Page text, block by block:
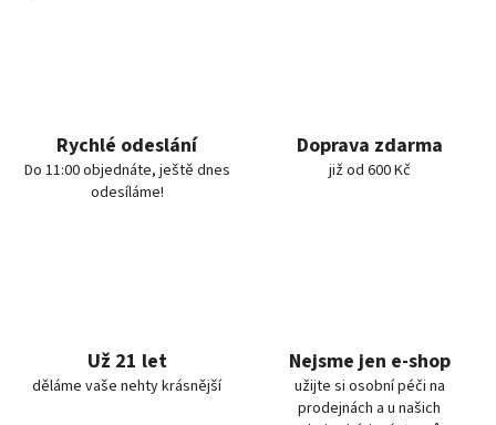
Rychlé odeslání
Do 11:00 objednáte, ještě dnes
odesíláme!
Doprava zdarma
již od 600 Kč
Už 21 let
děláme vaše nehty krásnější
Nejsme jen e-shop
užijte si osobní péči na
prodejnách a u našich